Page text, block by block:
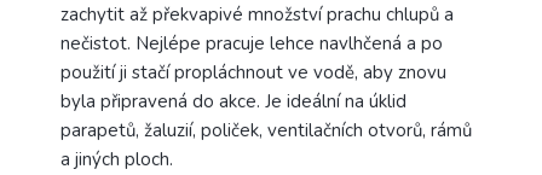
zachytit až překvapivé množství prachu chlupů a
nečistot. Nejlépe pracuje lehce navlhčená a po
použití ji stačí propláchnout ve vodě, aby znovu
byla připravená do akce. Je ideální na úklid
parapetů, žaluzií, poliček, ventilačních otvorů, rámů
a jiných ploch.